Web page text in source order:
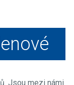
Jsou mezi námi